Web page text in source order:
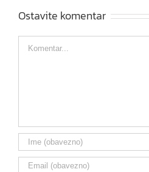
Ostavite komentar
Comment